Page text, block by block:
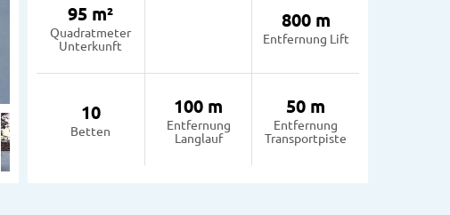
95 m²
Quadratmeter
Unterkunft
800 m
Entfernung Lift
10
Betten
100 m
Entfernung
Langlauf
50 m
Entfernung
Transportpiste